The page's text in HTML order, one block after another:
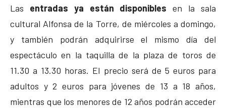
Las entradas ya están disponibles en la sala
cultural Alfonsa de la Torre, de miércoles a domingo,
y también podrán adquirirse el mismo día del
espectáculo en la taquilla de la plaza de toros de
11.30 a 13.30 horas. El precio será de 5 euros para
adultos y 2 euros para jóvenes de 13 a 18 años,
mientras que los menores de 12 años podrán acceder